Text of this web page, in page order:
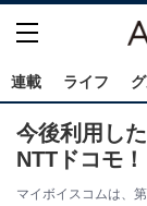
連載 ライフ
今後利用し
NTTドコモ
マイボイスコムは、